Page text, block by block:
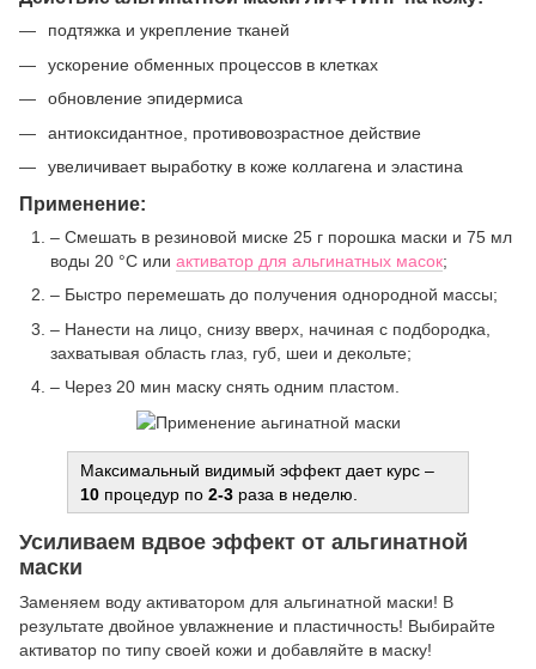
подтяжка и укрепление тканей
ускорение обменных процессов в клетках
обновление эпидермиса
антиоксидантное, противовозрастное действие
увеличивает выработку в коже коллагена и эластина
Применение:
– Смешать в резиновой миске 25 г порошка маски и 75 мл
воды 20 °C или активатор для альгинатных масок;
– Быстро перемешать до получения однородной массы;
– Нанести на лицо, снизу вверх, начиная с подбородка,
захватывая область глаз, губ, шеи и декольте;
– Через 20 мин маску снять одним пластом.
Максимальный видимый эффект дает курс –
10 процедур по 2-3 раза в неделю.
Усиливаем вдвое эффект от альгинатной
маски
Заменяем воду активатором для альгинатной маски! В
результате двойное увлажнение и пластичность! Выбирайте
активатор по типу своей кожи и добавляйте в маску!